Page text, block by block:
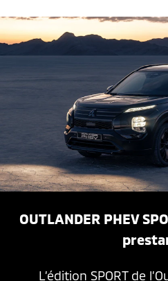
OUTLANDER PHEV
L’édition SPORT de